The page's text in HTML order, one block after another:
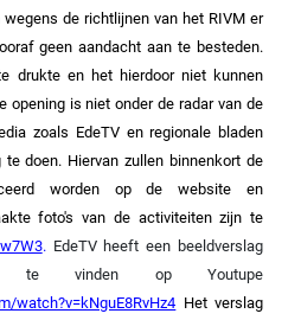
de richtlijnen van het RIVM er
geen aandacht aan te besteden.
drukte en het hierdoor niet kunnen
opening is niet onder de radar van de
zoals EdeTV en regionale bladen
doen. Hiervan zullen binnenkort de
worden op de website en
foto's van de activiteiten zijn te
. EdeTV heeft een beeldverslag
te vinden op Youtupe
watch?v=kNguE8RvHz4 Het verslag